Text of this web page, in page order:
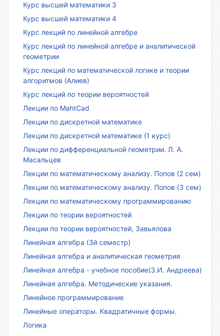
Курс высшей математики 3
Курс высшей математики 4
Курс лекций по линейной алгебре
Курс лекций по линейной алгебре и аналитической
геометрии
Курс лекций по математической логике и теории
алгоритмов (Алиев)
Курс лекций по теории вероятностей
Лекции по MahtCad
Лекции по дискретной математике
Лекции по дискретной математике (1 курс)
Лекции по дифференциальной геометрии. Л. А.
Масальцев
Лекции по математическому анализу. Попов (2 сем)
Лекции по математическому анализу. Попов (3 сем)
Лекции по математическому программированию
Лекции по теории вероятностей
Лекции по теории вероятностей, Завьялова
Линейная алгебра (3й семестр)
Линейная алгебра и аналитическая геометрия
Линейная алгебра - учебное пособие(З.И. Андреева)
Линейная алгебра. Методические указания.
Линейное программирование
Линейные операторы. Квадратичные формы.
Логика